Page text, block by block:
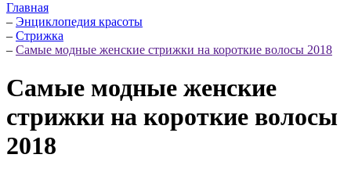
Главная
– Энциклопедия красоты
– Стрижка
– Самые модные женские стрижки на короткие волосы 2018
Самые модные женские
стрижки на короткие волосы
2018